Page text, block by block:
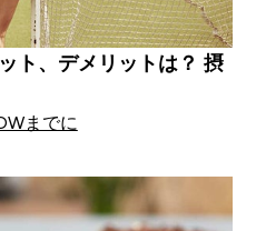
ト、デメリットは？ 摂
までに